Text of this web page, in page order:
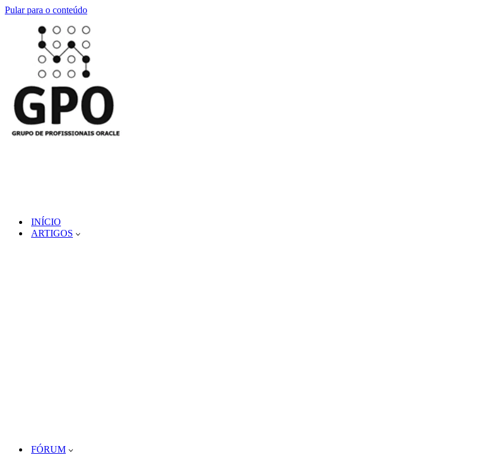
Pular para o conteúdo
INÍCIO
ARTIGOS
FÓRUM